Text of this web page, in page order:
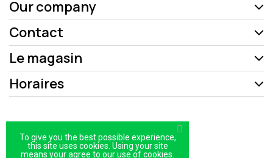
Our company
Contact
Le magasin
Horaires
Politique de confidentialité
To give you the best possible experience,
this site uses cookies. Using your site
means your agree to our use of cookies.